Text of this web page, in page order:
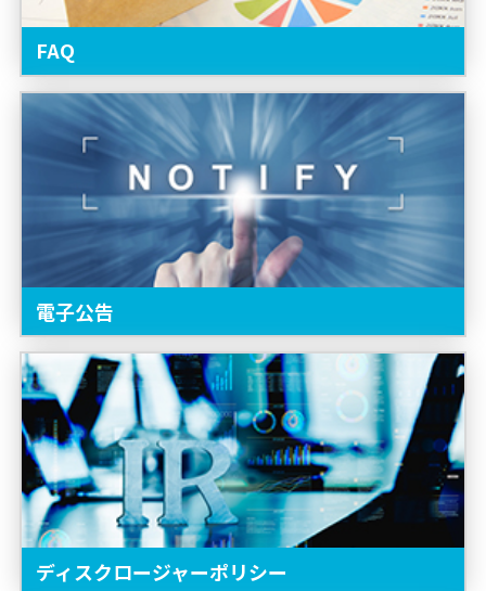
FAQ
電子公告
ディスクロージャーポリシー